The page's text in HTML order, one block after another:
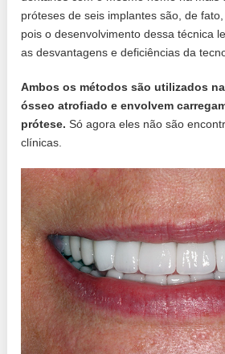
próteses de seis implantes são, de
pois o desenvolvimento dessa técnica
as desvantagens e deficiências da
Ambos os métodos são utilizados
ósseo atrofiado e envolvem
prótese. Só agora eles não são
clínicas.